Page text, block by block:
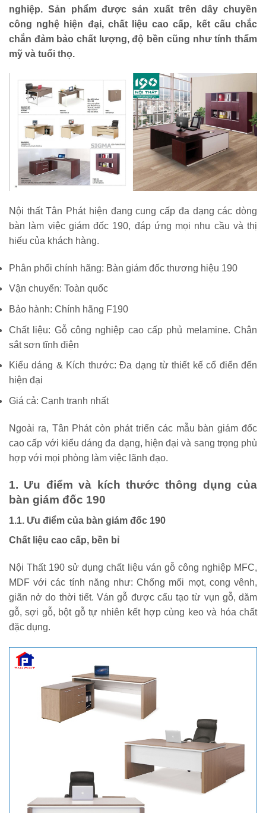
nghiệp. Sản phẩm được sản xuất trên dây chuyền
công nghệ hiện đại, chất liệu cao cấp, kết cấu chắc
chắn đảm bảo chất lượng, độ bền cũng như tính thẩm
mỹ và tuổi thọ.
Nội thất Tân Phát hiện đang cung cấp đa dạng các dòng
bàn làm việc giám đốc 190, đáp ứng mọi nhu cầu và thị
hiếu của khách hàng.
Phân phối chính hãng: Bàn giám đốc thương hiệu 190
Vận chuyển: Toàn quốc
Bảo hành: Chính hãng F190
Chất liệu: Gỗ công nghiệp cao cấp phủ melamine. Chân
sắt sơn tĩnh điện
Kiểu dáng & Kích thước: Đa dạng từ thiết kế cổ điển đến
hiện đại
Giá cả: Cạnh tranh nhất
Ngoài ra, Tân Phát còn phát triển các mẫu bàn giám đốc
cao cấp với kiểu dáng đa dạng, hiện đại và sang trọng phù
hợp với mọi phòng làm việc lãnh đạo.
1. Ưu điểm và kích thước thông dụng của
bàn giám đốc 190
1.1. Ưu điểm của bàn giám đốc 190
Chất liệu cao cấp, bền bỉ
Nội Thất 190 sử dụng chất liệu ván gỗ công nghiệp MFC,
MDF với các tính năng như: Chống mối mọt, cong vênh,
giãn nở do thời tiết. Ván gỗ được cấu tạo từ vụn gỗ, dăm
gỗ, sợi gỗ, bột gỗ tự nhiên kết hợp cùng keo và hóa chất
đặc dụng.